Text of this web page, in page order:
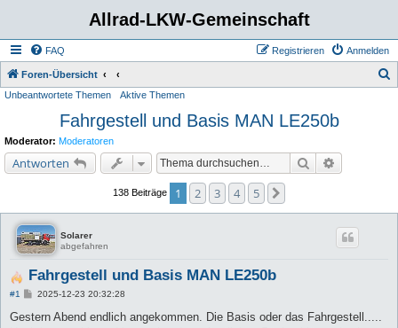
Allrad-LKW-Gemeinschaft
FAQ Anmelden
Registrieren
Foren-Übersicht
Unbeantwortete Themen Aktive Themen
Fahrgestell und Basis MAN LE250b
Moderator: Moderatoren
Antworten Suche
138 Beiträge 1 2 3 4 5
Solarer
abgefahren
Fahrgestell und Basis MAN LE250b
#1
B
i
2025-12-23 20:32:28
Gestern Abend endlich angekommen. Die Basis oder das Fahrgestell.....